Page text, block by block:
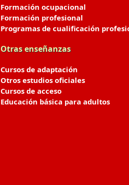
Formación ocupacional
Formación profesional
Programas de cualificación
Otras enseñanzas
Cursos de adaptación
Otros estudios oficiales
Cursos de acceso
Educación básica para adultos